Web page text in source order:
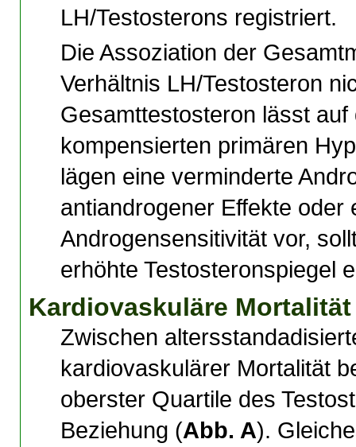
LH/Testosterons registriert.
Die Assoziation der
Verhältnis LH/Testosteron
Gesamttestosteron lässt auf
kompensierten primären
lägen eine verminderte
antiandrogener Effekte oder
Androgensensitivität vor,
erhöhte Testosteronspiegel
Kardiovaskuläre Mortalität
Zwischen
kardiovaskulärer Mortalität
oberster Quartile des
Beziehung (Abb. A).